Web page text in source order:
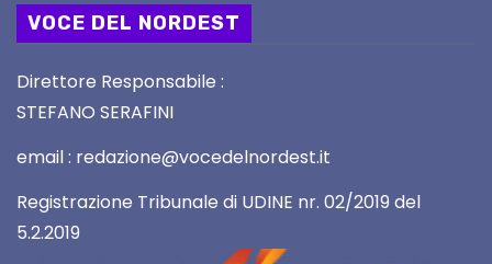
VOCE DEL NORDEST
Direttore Responsabile :
STEFANO SERAFINI
email : redazione@vocedelnordest.it
Registrazione Tribunale di UDINE nr. 02/2019 del
5.2.2019